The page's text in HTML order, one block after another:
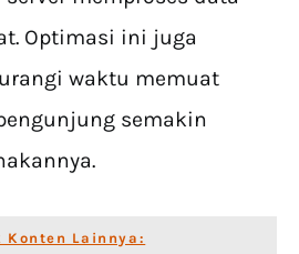
Optimasi ini juga
waktu memuat
semakin
Konten Lainnya: